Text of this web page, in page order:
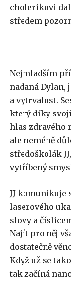
cholerikovi
středem
Nejmladším
nadaná Dylan,
a vytrvalost.
který díky
hlas zdravého
ale neméně
středoškolák
vytříbený
JJ komunikuje
laserového
slovy a
Najít pro něj
dostatečně
Když už se
tak začíná